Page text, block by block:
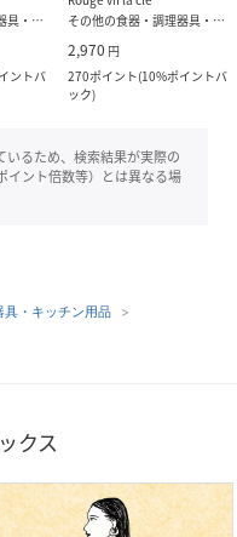
その他の食器・調理器具・キッチン用品
ントバ
その他の食器・調理器具・キッチン用品
2,970 円
270ポイント(10%ポイントバ
ック)
るため、検索結果が実際の
イント倍数等）とは異なる場
具・キッチン用品
クス